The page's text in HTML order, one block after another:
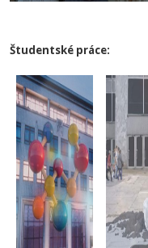
Študentské práce: